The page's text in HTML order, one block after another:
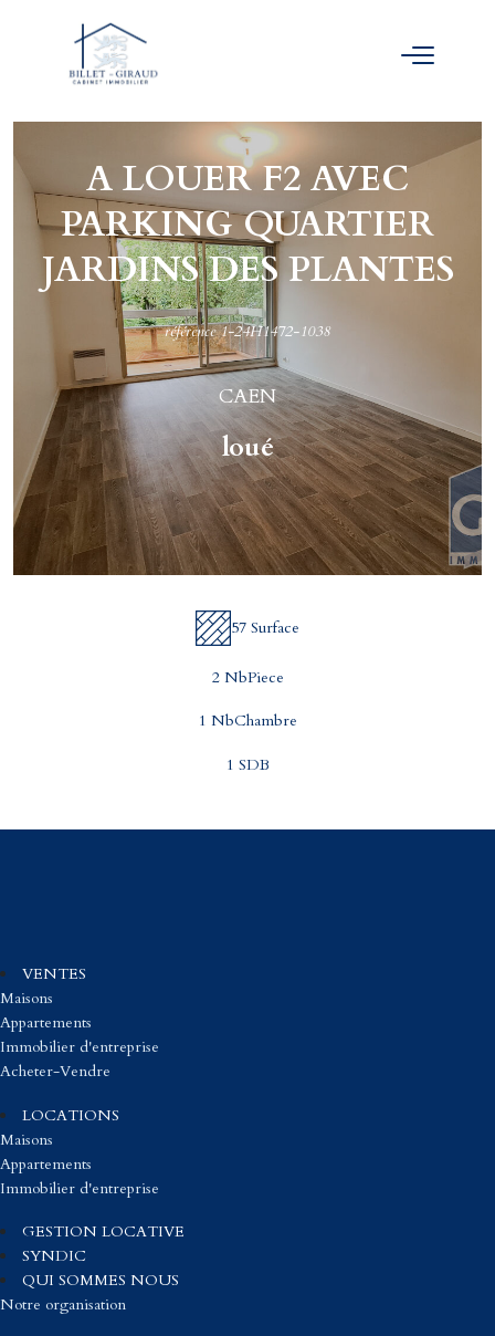
A LOUER F2 AVEC
PARKING QUARTIER
JARDINS DES PLANTES
référence 1-24H1472-1038
CAEN
loué
57 Surface
2 NbPiece
1 NbChambre
1 SDB
VENTES
Maisons
Appartements
Immobilier d'entreprise
Acheter-Vendre
LOCATIONS
Maisons
Appartements
Immobilier d'entreprise
GESTION LOCATIVE
SYNDIC
QUI SOMMES NOUS
Notre organisation